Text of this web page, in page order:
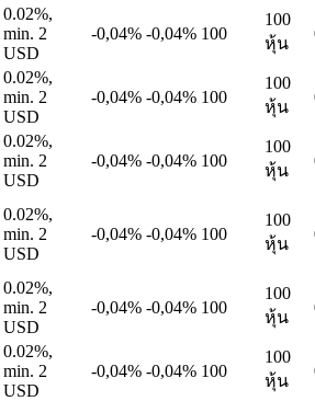
0.02%,
min. 2
USD
-0,04% -0,04% 100
100
หุ้น
0.02%,
min. 2
USD
-0,04% -0,04% 100
100
หุ้น
0.02%,
min. 2
USD
-0,04% -0,04% 100
100
หุ้น
0.02%,
min. 2
USD
-0,04% -0,04% 100
100
หุ้น
0.02%,
min. 2
USD
-0,04% -0,04% 100
100
หุ้น
0.02%,
min. 2
USD
-0,04% -0,04% 100
100
หุ้น